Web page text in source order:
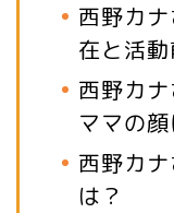
西野カ
在と活
西野カ
ママの
西野カ
は？